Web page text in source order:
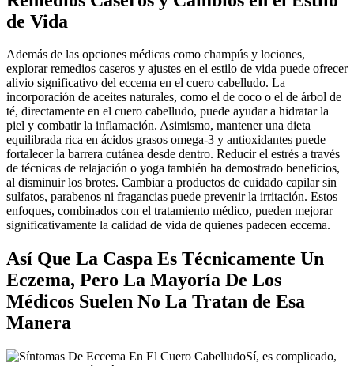
de Vida
Además de las opciones médicas como champús y lociones,
explorar remedios caseros y ajustes en el estilo de vida puede ofrecer
alivio significativo del eccema en el cuero cabelludo. La
incorporación de aceites naturales, como el de coco o el de árbol de
té, directamente en el cuero cabelludo, puede ayudar a hidratar la
piel y combatir la inflamación. Asimismo, mantener una dieta
equilibrada rica en ácidos grasos omega-3 y antioxidantes puede
fortalecer la barrera cutánea desde dentro. Reducir el estrés a través
de técnicas de relajación o yoga también ha demostrado beneficios,
al disminuir los brotes. Cambiar a productos de cuidado capilar sin
sulfatos, parabenos ni fragancias puede prevenir la irritación. Estos
enfoques, combinados con el tratamiento médico, pueden mejorar
significativamente la calidad de vida de quienes padecen eccema.
Así Que La Caspa Es Técnicamente Un
Eczema, Pero La Mayoría De Los
Médicos Suelen No La Tratan de Esa
Manera
Sí, es complicado,